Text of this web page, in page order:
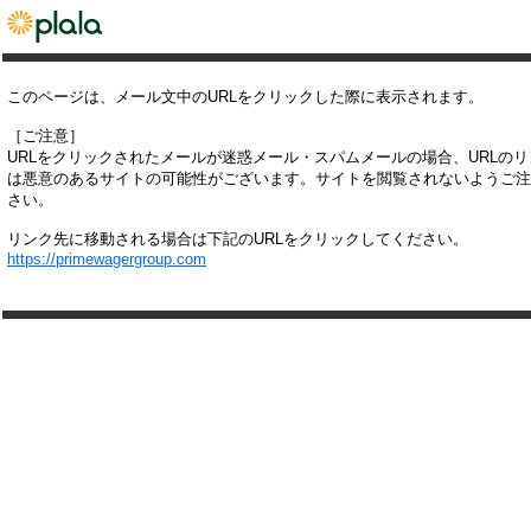
このページは、メール文中のURLをクリックした際に表示されます。
［ご注意］
URLをクリックされたメールが迷惑メール・スパムメールの場合、URLの
は悪意のあるサイトの可能性がございます。サイトを閲覧されないようご
さい。
リンク先に移動される場合は下記のURLをクリックしてください。
https://primewagergroup.com